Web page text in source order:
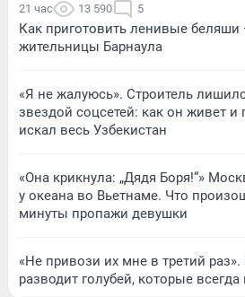
21 час 13 590 5
Как приготовить ленивые
жительницы Барнаула
«Я не жалуюсь». Строитель
звездой соцсетей: как он живет
искал весь Узбекистан
«Она крикнула: „Дядя Боря!“»
у океана во Вьетнаме. Что
минуты пропажи девушки
«Не привози их мне в третий
разводит голубей, которые